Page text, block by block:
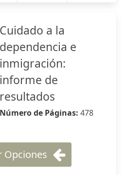
Cuidado a la
dependencia e
inmigración:
informe de
resultados
Número de Páginas: 478
Opciones